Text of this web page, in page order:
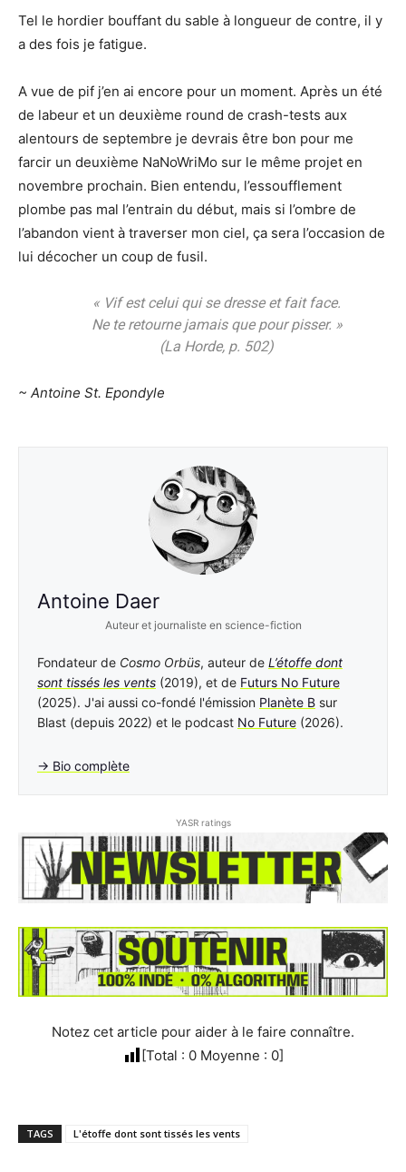
Tel le hordier bouffant du sable à longueur de contre, il y
a des fois je fatigue.
A vue de pif j’en ai encore pour un moment. Après un été
de labeur et un deuxième round de crash-tests aux
alentours de septembre je devrais être bon pour me
farcir un deuxième NaNoWriMo sur le même projet en
novembre prochain. Bien entendu, l’essoufflement
plombe pas mal l’entrain du début, mais si l’ombre de
l’abandon vient à traverser mon ciel, ça sera l’occasion de
lui décocher un coup de fusil.
« Vif est celui qui se dresse et fait face.
Ne te retourne jamais que pour pisser. »
(La Horde, p. 502)
~ Antoine St. Epondyle
Antoine Daer
Auteur et journaliste en science-fiction
Fondateur de Cosmo Orbüs, auteur de L’étoffe dont
sont tissés les vents (2019), et de Futurs No Future
(2025). J'ai aussi co-fondé l'émission Planète B sur
Blast (depuis 2022) et le podcast No Future (2026).
→ Bio complète
YASR ratings
Notez cet article pour aider à le faire connaître.
[Total : 0Moyenne : 0]
TAGS L'étoffe dont sont tissés les vents